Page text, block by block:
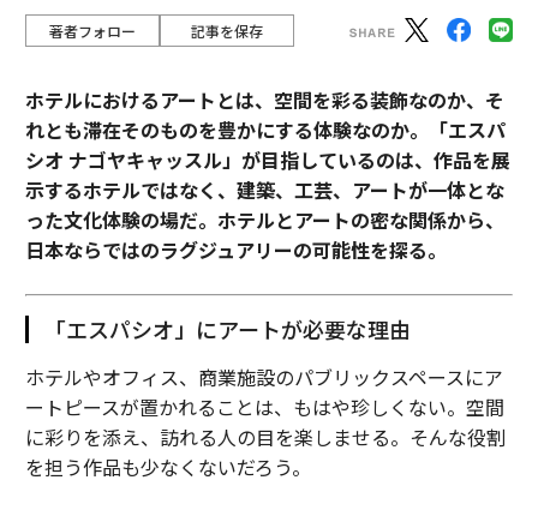
著者フォロー 記事を保存
ホテルにおけるアートとは、空間を彩る装飾なのか、そ
れとも滞在そのものを豊かにする体験なのか。「エスパ
シオ ナゴヤキャッスル」が目指しているのは、作品を展
示するホテルではなく、建築、工芸、アートが一体とな
った文化体験の場だ。ホテルとアートの密な関係から、
日本ならではのラグジュアリーの可能性を探る。
「エスパシオ」にアートが必要な理由
ホテルやオフィス、商業施設のパブリックスペースにア
ートピースが置かれることは、もはや珍しくない。空間
に彩りを添え、訪れる人の目を楽しませる。そんな役割
を担う作品も少なくないだろう。